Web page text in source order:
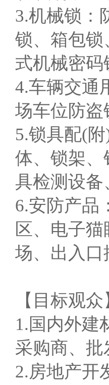
3.机械锁：
锁、箱包
式机械密
4.车辆交通
场车位防
5.锁具配(
体、锁架
具检测设
6.安防产品
区、电子
场、出入
【目标观众
1.国内外建
采购商、
2.房地产开